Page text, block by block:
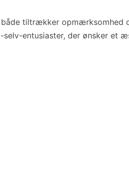
tiltrækker
entusiaster, der ønsker et